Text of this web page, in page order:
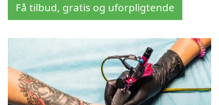
Få tilbud, gratis og uforpligtende